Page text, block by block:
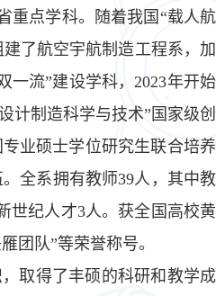
重点学科。随着我国“载人航
了航空宇航制造工程系，加
一流”建设学科，2023年开始
计制造科学与技术”国家级创
业硕士学位研究生联合培养
全系拥有教师39人，其中教
世纪人才3人。获全国高校黄
团队”等荣誉称号。
取得了丰硕的科研和教学成